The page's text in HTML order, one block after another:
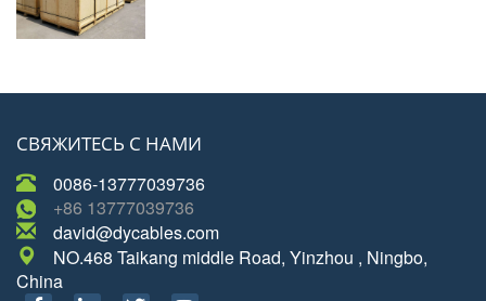
СВЯЖИТЕСЬ С НАМИ
0086-13777039736
+86 13777039736
david@dycables.com
NO.468 Taikang middle Road, Yinzhou , Ningbo,
China